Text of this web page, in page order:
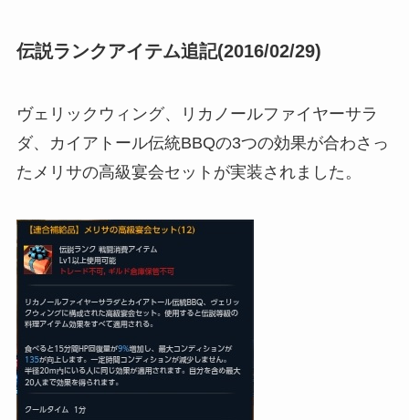
伝説ランクアイテム追記(2016/02/29)
ヴェリックウィング、リカノールファイヤーサラ
ダ、カイアトール伝統BBQの3つの効果が合わさっ
たメリサの高級宴会セットが実装されました。